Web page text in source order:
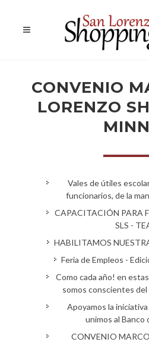
CONVENIO
LORENZO
Vales de útiles
funcionarios, de la
CAPACITACIÓN PARA
SLS -
HABILITAMOS
Feria de Empleos -
Como cada año! en
somos conscientes
Apoyamos la
unimos al Banco
CONVENIO